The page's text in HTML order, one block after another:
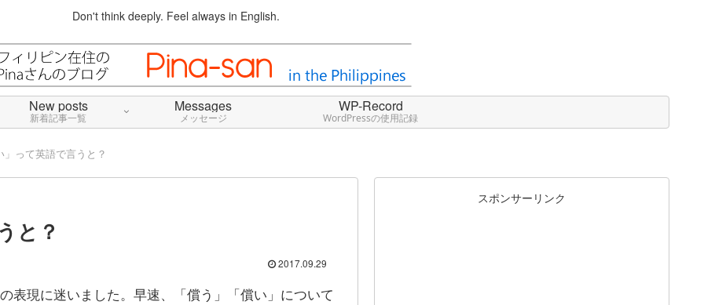
Don't think deeply. Feel always in English.
New posts
新着記事一覧
Messages
メッセージ
WP-Record
WordPressの使用記録
って英語で言うと？
と？
2017.09.29
表現に迷いました。早速、「償う」「償い」について
スポンサーリンク